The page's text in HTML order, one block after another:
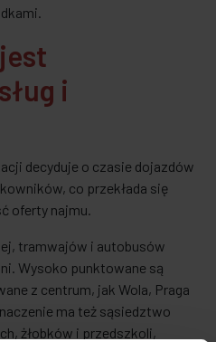
i
decyduje o czasie dojazdów
co przekłada się
oferty najmu.
tramwajów i autobusów
Wysoko punktowane są
z centrum, jak Wola, Praga
ma też sąsiedztwo
żłobków i przedszkoli,